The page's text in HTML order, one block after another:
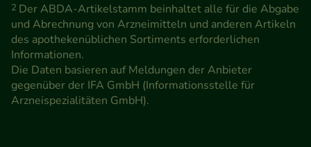
2 Der ABDA-Artikelstamm beinhaltet alle für die Abgabe
und Abrechnung von Arzneimitteln und anderen Artikeln
des apothekenüblichen Sortiments erforderlichen
Informationen.
Die Daten basieren auf Meldungen der Anbieter
gegenüber der IFA GmbH (Informationsstelle für
Arzneispezialitäten GmbH).